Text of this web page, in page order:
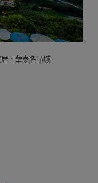
、華泰名品城